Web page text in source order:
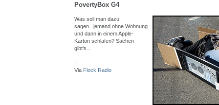
PovertyBox G4
Was soll man dazu
sagen...jemand ohne Wohnung
und dann in einem Apple-
Karton schlafen? Sachen
gibt's...
--
Via Flock Radio